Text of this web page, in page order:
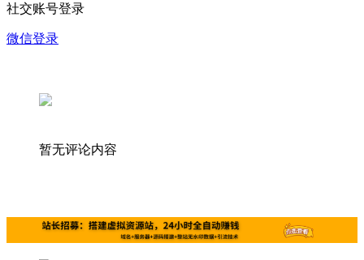
社交账号登录
微信登录
暂无评论内容